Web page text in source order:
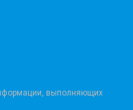
выполняющих